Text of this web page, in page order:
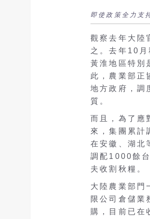
即使政策全力支
觀察去年大陸
之。去年10月
黃淮地區特別
此，農業部正
地方政府，調
質。
而且，為了應
來，集團累計
在安徽、湖北
調配1000餘
夫收割秋糧。
大陸農業部門
限公司倉儲
購，目前已在